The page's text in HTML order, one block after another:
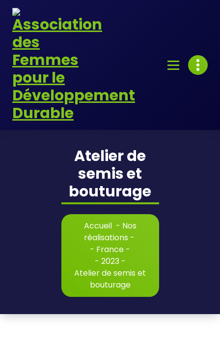
Skip
content
Atelier de
semis et
bouturage
Accueil- Nos
réalisations-
- France -
- 2023-
Atelier de semis et
bouturage